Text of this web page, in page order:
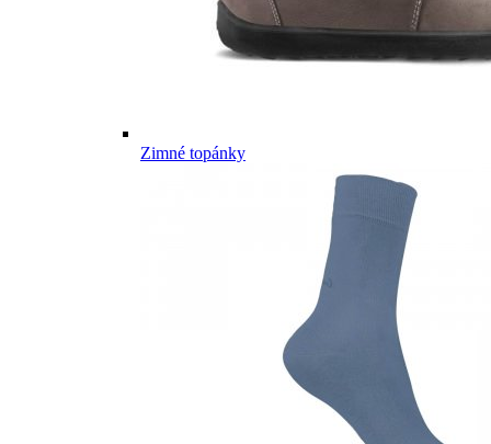
Zimné topánky